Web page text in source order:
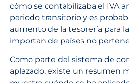
cómo se contabilizaba el IVA
periodo transitorio y es
aumento de la tesorería para
importan de países no
Como parte del sistema de
aplazado, existe un resumen